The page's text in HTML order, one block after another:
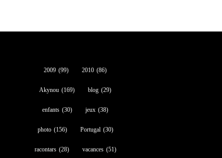
2009 (99) 2010 (86)
Akynou (169) blog (29)
enfants (30) jeux (38)
photo (156) Portugal (30)
racontars (28) vacances (51)